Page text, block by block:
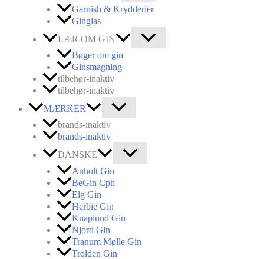
Garnish & Krydderier
Ginglas
LÆR OM GIN
Bøger om gin
Ginsmagning
tilbehør-inaktiv
tilbehør-inaktiv
MÆRKER
brands-inaktiv
brands-inaktiv
DANSKE
Anholt Gin
BeGin Cph
Elg Gin
Herbie Gin
Knaplund Gin
Njord Gin
Tranum Mølle Gin
Trolden Gin